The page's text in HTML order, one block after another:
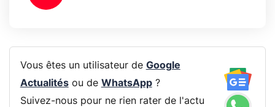
Vous êtes un utilisateur de Google
Actualitésou de WhatsApp?
Suivez-nous pour ne rien rater de l'actu